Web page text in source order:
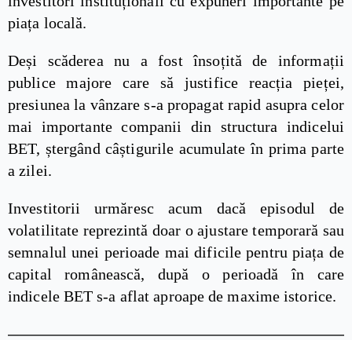
piața locală.
Deși scăderea nu a fost însoțită de informații
publice majore care să justifice reacția pieței,
presiunea la vânzare s-a propagat rapid asupra celor
mai importante companii din structura indicelui
BET, ștergând câștigurile acumulate în prima parte
a zilei.
Investitorii urmăresc acum dacă episodul de
volatilitate reprezintă doar o ajustare temporară sau
semnalul unei perioade mai dificile pentru piața de
capital românească, după o perioadă în care
indicele BET s-a aflat aproape de maxime istorice.